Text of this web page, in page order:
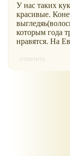
У нас таких
красивые.
которым года
нравятся. На
ответить